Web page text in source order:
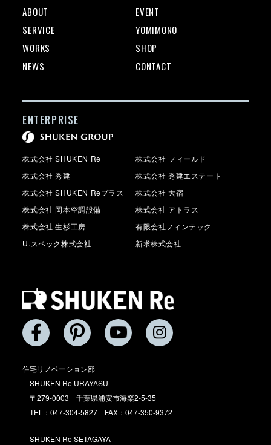
住宅リノベーション部
SHUKEN Re URAYASU
〒279-0003 千葉県浦安市海楽2-5-35
TEL：047-304-5827 FAX：047-350-9372
SHUKEN Re SETAGAYA
ABOUT
EVENT
SERVICE
YOMIMONO
WORKS
SHOP
NEWS
CONTACT
ENTERPRISE
株式会社 SHUKEN Re
株式会社 フィールド
株式会社 秀建
株式会社 秀建エステート
株式会社 SHUKEN Reプラス
株式会社 大宿
株式会社 岡本空調設備
株式会社 アトラス
株式会社 生杉工房
有限会社フィンテック
U.スペック株式会社
新求株式会社